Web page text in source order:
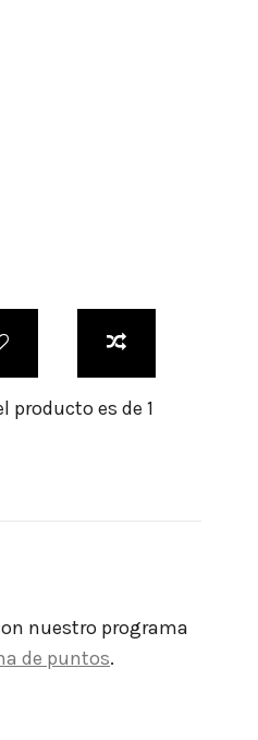
es de 1
nuestro programa
de puntos.